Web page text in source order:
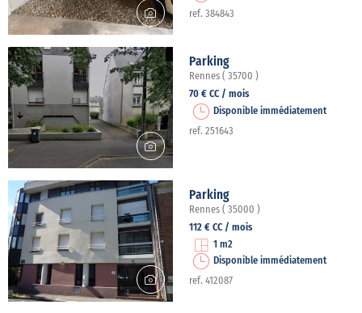
ref. 384843
Parking
Rennes ( 35700 )
70 € CC / mois
Disponible immédiatement
ref. 251643
Parking
Rennes ( 35000 )
112 € CC / mois
1 m2
Disponible immédiatement
ref. 412087